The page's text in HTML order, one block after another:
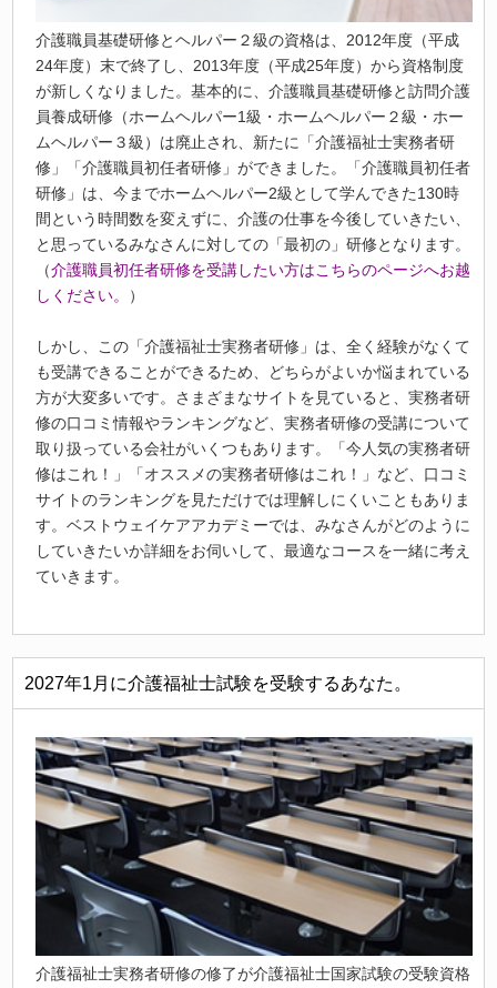
介護職員基礎研修とヘルパー２級の資格は、2012年度（平成
24年度）末で終了し、2013年度（平成25年度）から資格制度
が新しくなりました。基本的に、介護職員基礎研修と訪問介護
員養成研修（ホームヘルパー1級・ホームヘルパー２級・ホー
ムヘルパー３級）は廃止され、新たに「介護福祉士実務者研
修」「介護職員初任者研修」ができました。「介護職員初任者
研修」は、今までホームヘルパー2級として学んできた130時
間という時間数を変えずに、介護の仕事を今後していきたい、
と思っているみなさんに対しての「最初の」研修となります。
（介護職員初任者研修を受講したい方はこちらのページへお越
しください。
）
しかし、この「介護福祉士実務者研修」は、全く経験がなくて
も受講できることができるため、どちらがよいか悩まれている
方が大変多いです。さまざまなサイトを見ていると、実務者研
修の口コミ情報やランキングなど、実務者研修の受講について
取り扱っている会社がいくつもあります。「今人気の実務者研
修はこれ！」「オススメの実務者研修はこれ！」など、口コミ
サイトのランキングを見ただけでは理解しにくいこともありま
す。ベストウェイケアアカデミーでは、みなさんがどのように
していきたいか詳細をお伺いして、最適なコースを一緒に考え
ていきます。
2027年1月に介護福祉士試験を受験するあなた。
介護福祉士実務者研修の修了が介護福祉士国家試験の受験資格